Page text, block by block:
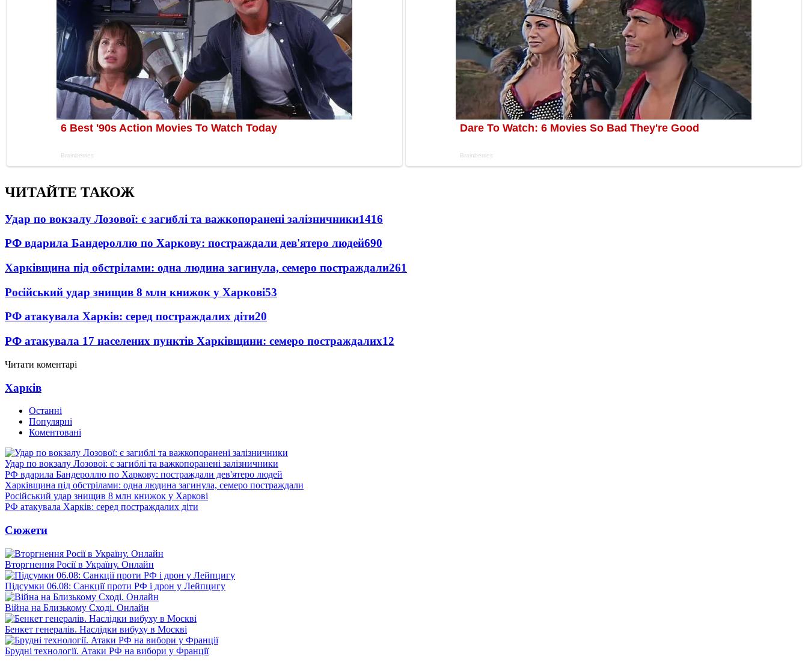
ЧИТАЙТЕ ТАКОЖ
Удар по вокзалу Лозової: є загиблі та важкопоранені залізничники1416
РФ вдарила Бандероллю по Харкову: постраждали дев'ятеро людей690
Харківщина під обстрілами: одна людина загинула, семеро постраждали261
Російський удар знищив 8 млн книжок у Харкові53
РФ атакувала Харків: серед постраждалих діти20
РФ атакувала 17 населених пунктів Харківщини: семеро постраждалих12
Читати коментарі
Харків
Останні
Популярні
Коментовані
Удар по вокзалу Лозової: є загиблі та важкопоранені залізничники
РФ вдарила Бандероллю по Харкову: постраждали дев'ятеро людей
Харківщина під обстрілами: одна людина загинула, семеро постраждали
Російський удар знищив 8 млн книжок у Харкові
РФ атакувала Харків: серед постраждалих діти
Сюжети
Вторгнення Росії в Україну. Онлайн
Підсумки 06.08: Санкції проти РФ і дрон у Лейпцигу
Війна на Близькому Сході. Онлайн
Бенкет генералів. Наслідки вибуху в Москві
Брудні технології. Атаки РФ на вибори у Франції